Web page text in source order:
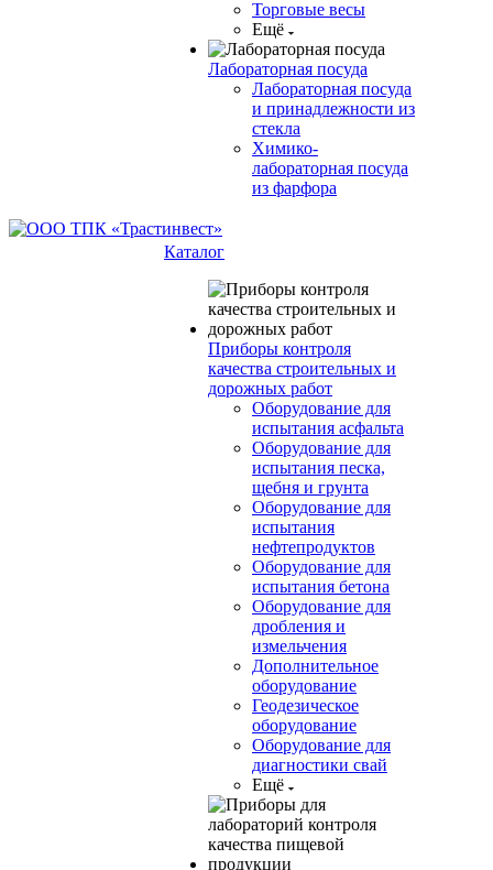
Торговые весы
Ещё
Лабораторная посуда
Лабораторная посуда
и принадлежности из
стекла
Химико-
лабораторная посуда
из фарфора
Каталог
Приборы контроля
качества строительных и
дорожных работ
Оборудование для
испытания асфальта
Оборудование для
испытания песка,
щебня и грунта
Оборудование для
испытания
нефтепродуктов
Оборудование для
испытания бетона
Оборудование для
дробления и
измельчения
Дополнительное
оборудование
Геодезическое
оборудование
Оборудование для
диагностики свай
Ещё